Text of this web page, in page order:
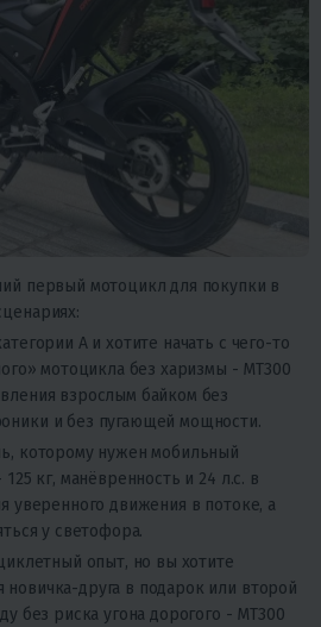
первый мотоцикл для покупки в
А и хотите начать с чего-то
мотоцикла без харизмы - MT300
взрослым байком без
и без пугающей мощности.
которому нужен мобильный
кг, манёвренность и 24 л.с. в
уверенного движения в потоке, а
у светофора.
опыт, но вы хотите
друга в подарок или второй
без риска угона дорогого - MT300